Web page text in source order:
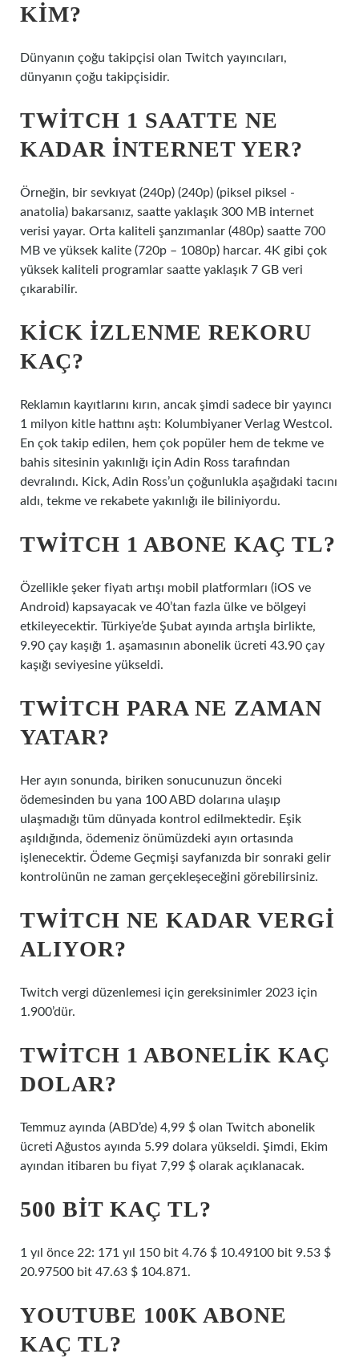
KIM?
Dünyanın çoğu takipçisi olan Twitch yayıncıları,
dünyanın çoğu takipçisidir.
TWITCH 1 SAATTE NE
KADAR INTERNET YER?
Örneğin, bir sevkıyat (240p) (240p) (piksel piksel -
anatolia) bakarsanız, saatte yaklaşık 300 MB internet
verisi yayar. Orta kaliteli şanzımanlar (480p) saatte 700
MB ve yüksek kalite (720p – 1080p) harcar. 4K gibi çok
yüksek kaliteli programlar saatte yaklaşık 7 GB veri
çıkarabilir.
KICK IZLENME REKORU
KAÇ?
Reklamın kayıtlarını kırın, ancak şimdi sadece bir yayıncı
1 milyon kitle hattını aştı: Kolumbiyaner Verlag Westcol.
En çok takip edilen, hem çok popüler hem de tekme ve
bahis sitesinin yakınlığı için Adin Ross tarafından
devralındı. Kick, Adin Ross’un çoğunlukla aşağıdaki tacını
aldı, tekme ve rekabete yakınlığı ile biliniyordu.
TWITCH 1 ABONE KAÇ TL?
Özellikle şeker fiyatı artışı mobil platformları (iOS ve
Android) kapsayacak ve 40’tan fazla ülke ve bölgeyi
etkileyecektir. Türkiye’de Şubat ayında artışla birlikte,
9.90 çay kaşığı 1. aşamasının abonelik ücreti 43.90 çay
kaşığı seviyesine yükseldi.
TWITCH PARA NE ZAMAN
YATAR?
Her ayın sonunda, biriken sonucunuzun önceki
ödemesinden bu yana 100 ABD dolarına ulaşıp
ulaşmadığı tüm dünyada kontrol edilmektedir. Eşik
aşıldığında, ödemeniz önümüzdeki ayın ortasında
işlenecektir. Ödeme Geçmişi sayfanızda bir sonraki gelir
kontrolünün ne zaman gerçekleşeceğini görebilirsiniz.
TWITCH NE KADAR VERGI
ALIYOR?
Twitch vergi düzenlemesi için gereksinimler 2023 için
1.900’dür.
TWITCH 1 ABONELIK KAÇ
DOLAR?
Temmuz ayında (ABD’de) 4,99 $ olan Twitch abonelik
ücreti Ağustos ayında 5.99 dolara yükseldi. Şimdi, Ekim
ayından itibaren bu fiyat 7,99 $ olarak açıklanacak.
500 BIT KAÇ TL?
1 yıl önce 22: 171 yıl 150 bit 4.76 $ 10.49100 bit 9.53 $
20.97500 bit 47.63 $ 104.871.
YOUTUBE 100K ABONE
KAÇ TL?